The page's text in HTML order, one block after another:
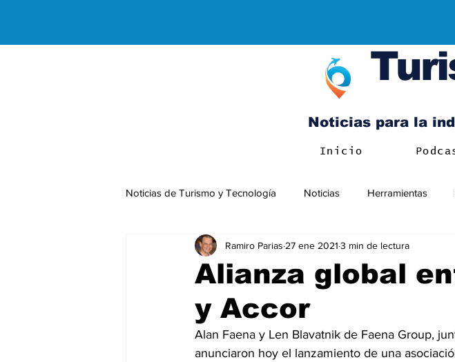
Noticias para la
Inicio
Noticias de Turismo y Tecnología Noticias Herramientas
Negocios Internacionales
Alianza global
y Accor
Ramiro Parias 27 ene 2021 3 min de lectura
Alan Faena y Len Blavatnik de Faena Group,
anunciaron hoy el lanzamiento de una